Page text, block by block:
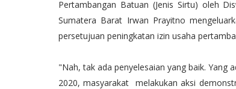
Pertambangan Batuan (Jenis Sirtu) oleh
Sumatera Barat Irwan Prayitno
persetujuan peningkatan izin usaha
"Nah, tak ada penyelesaian yang baik. Yang
2020, masyarakat melakukan aksi